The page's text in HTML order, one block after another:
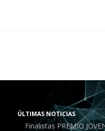
ÚLTIMAS NOTICIAS
Finalistas PREMIO